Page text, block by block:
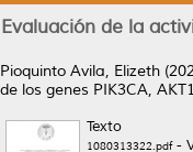
Evaluación de la
Pioquinto Avila, Elizeth
de los genes PIK3CA,
Texto
1080313322.pdf-